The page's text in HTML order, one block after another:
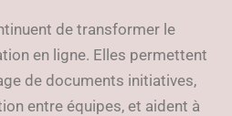
de transformer le
en ligne. Elles permettent
de documents initiatives,
entre équipes, et aident à